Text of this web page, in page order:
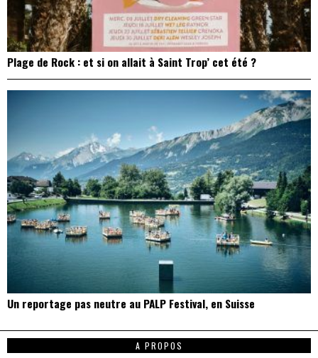
Plage de Rock : et si on allait à Saint Trop’ cet été ?
Un reportage pas neutre au PALP Festival, en Suisse
A PROPOS